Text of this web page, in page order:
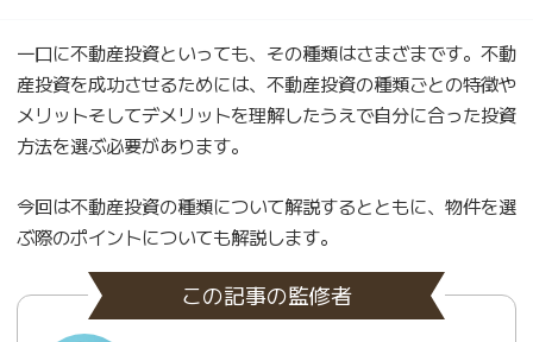
一口に不動産投資といっても、その種類はさまざまです。不動
産投資を成功させるためには、不動産投資の種類ごとの特徴や
メリットそしてデメリットを理解したうえで自分に合った投資
方法を選ぶ必要があります。
今回は不動産投資の種類について解説するとともに、物件を選
ぶ際のポイントについても解説します。
この記事の監修者